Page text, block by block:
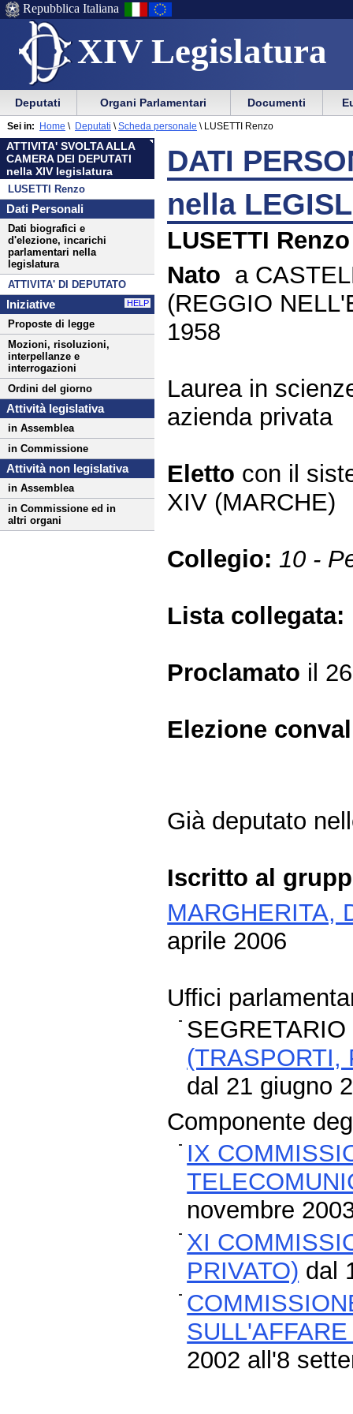
XIV Legislatura
Menu
di
ausilio
alla
navigazione
Vai
Menu
di
navigazione
principale
Repubblica Italiana
Menu
di
navigazione
principale
Vai
menu
di
sezione
Deputati Organi Parlamentari Documenti
ATTIVITA' SVOLTA ALLA
CAMERA DEI DEPUTATI
nella XIV legislatura
LUSETTI Renzo
Dati Personali
Dati biografici e
d'elezione, incarichi
parlamentari nella
legislatura
ATTIVITA' DI DEPUTATO
Iniziative HELP
Proposte di legge
Mozioni, risoluzioni,
interpellanze e
interrogazioni
Ordini del giorno
Attività legislativa
in Assemblea
in Commissione
Attività non legislativa
in Assemblea
in Commissione ed in
altri organi
Sei in: Home \ Deputati \ Scheda personale \ LUSETTI Renzo
DATI
nella
LUSETTI Renzo
Nato a
(REGGIO
1958
Laurea in
azienda privata
Eletto con il
XIV (MARCHE)
Collegio: 10 -
Lista collegata:
Proclamato il
Elezione
Già deputato
Iscritto al
MARGHERITA,
aprile 2006
Uffici
(TRASPORTI,
dal 21 giugno
Componente
IX
novembre
XI
PRIVATO) dal
2002 all'8